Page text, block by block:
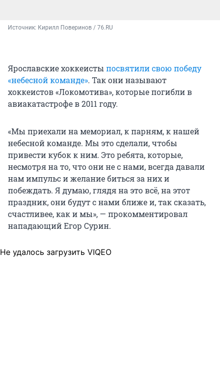
Источник: Кирилл Поверинов / 76.RU
Ярославские хоккеисты посвятили свою победу
«небесной команде». Так они называют
хоккеистов «Локомотива», которые погибли в
авиакатастрофе в 2011 году.
«Мы приехали на мемориал, к парням, к нашей
небесной команде. Мы это сделали, чтобы
привести кубок к ним. Это ребята, которые,
несмотря на то, что они не с нами, всегда давали
нам импульс и желание биться за них и
побеждать. Я думаю, глядя на это всё, на этот
праздник, они будут с нами ближе и, так сказать,
счастливее, как и мы», — прокомментировал
нападающий Егор Сурин.
Не удалось загрузить VIQEO